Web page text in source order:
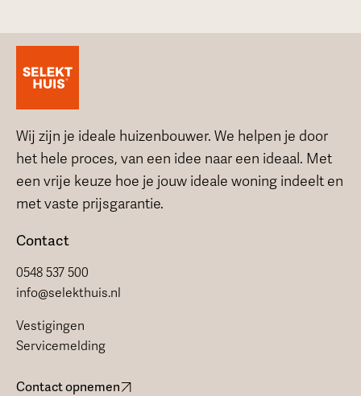
Wij zijn je ideale huizenbouwer. We helpen je door
het hele proces, van een idee naar een ideaal. Met
een vrije keuze hoe je jouw ideale woning indeelt en
met vaste prijsgarantie.
Contact
0548 537 500
info@selekthuis.nl
Vestigingen
Servicemelding
Contact opnemen